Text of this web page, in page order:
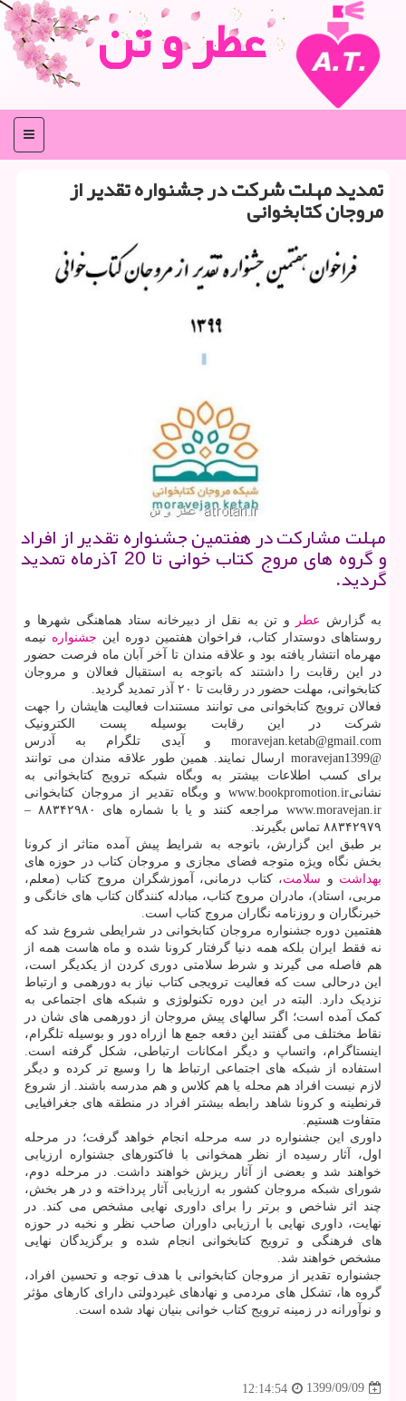
عطر و تن
منو
تمدید مهلت شركت در جشنواره تقدیر از
مروجان كتابخوانی
مهلت مشاركت در هفتمین جشنواره تقدیر از افراد
و گروه های مروج كتاب خوانی تا 20 آذرماه تمدید
گردید.
به گزارش عطر
و تن به نقل از دبیرخانه ستاد هماهنگی شهرها و
روستاهای دوستدار کتاب، فراخوان هفتمین دوره این جشنواره نیمه
مهرماه انتشار یافته بود و علاقه مندان تا آخر آبان ماه فرصت حضور
در این رقابت را داشتند که باتوجه به استقبال فعالان و مروجان
کتابخوانی، مهلت حضور در رقابت تا ۲۰ آذر تمدید گردید.
فعالان ترویج کتابخوانی می توانند مستندات فعالیت هایشان را جهت
شرکت در این رقابت بوسیله پست الکترونیک
moravejan.ketab@gmail.com و آیدی تلگرام به آدرس
@moravejan1399 ارسال نمایند. همین طور علاقه مندان می توانند
برای کسب اطلاعات بیشتر به وبگاه شبکه ترویج کتابخوانی به
نشانیwww.bookpromotion.ir و وبگاه تقدیر از مروجان کتابخوانی
www.moravejan.ir مراجعه کنند و یا با شماره های ۸۸۳۴۲۹۸۰ –
۸۸۳۴۲۹۷۹ تماس بگیرند.
بر طبق این گزارش، باتوجه به شرایط پیش آمده متاثر از کرونا
بخش نگاه ویژه متوجه فضای مجازی و مروجان کتاب در حوزه های
بهداشت و سلامت، کتاب درمانی، آموزشگران مروج کتاب (معلم،
مربی، استاد)، مادران مروج کتاب، مبادله کنندگان کتاب های خانگی و
خبرنگاران و روزنامه نگاران مروج کتاب است.
هفتمین دوره جشنواره مروجان کتابخوانی در شرایطی شروع شد که
نه فقط ایران بلکه همه دنیا گرفتار کرونا شده و ماه هاست همه از
هم فاصله می گیرند و شرط سلامتی دوری کردن از یکدیگر است،
این درحالی ست که فعالیت ترویجی کتاب نیاز به دورهمی و ارتباط
نزدیک دارد. البته در این دوره تکنولوژی و شبکه های اجتماعی به
کمک آمده است؛ اگر سالهای پیش مروجان از دورهمی های شان در
نقاط مختلف می گفتند این دفعه جمع ها ازراه دور و بوسیله تلگرام،
اینستاگرام، واتساپ و دیگر امکانات ارتباطی، شکل گرفته است.
استفاده از شبکه های اجتماعی ارتباط ها را وسیع تر کرده و دیگر
لازم نیست افراد هم محله یا هم کلاس و هم مدرسه باشند. از شروع
قرنطینه و کرونا شاهد رابطه بیشتر افراد در منطقه های جغرافیایی
متفاوت هستیم.
داوری این جشنواره در سه مرحله انجام خواهد گرفت؛ در مرحله
اول، آثار رسیده از نظر همخوانی با فاکتورهای جشنواره ارزیابی
خواهند شد و بعضی از آثار ریزش خواهند داشت. در مرحله دوم،
شورای شبکه مروجان کشور به ارزیابی آثار پرداخته و در هر بخش،
چند اثر شاخص و برتر را برای داوری نهایی مشخص می کند. در
نهایت، داوری نهایی با ارزیابی داوران صاحب نظر و نخبه در حوزه
های فرهنگی و ترویج کتابخوانی انجام شده و برگزیدگان نهایی
مشخص خواهند شد.
جشنواره تقدیر از مروجان کتابخوانی با هدف توجه و تحسین افراد،
گروه ها، تشکل های مردمی و نهادهای غیردولتی دارای کارهای مؤثر
و نوآورانه در زمینه ترویج کتاب خوانی بنیان نهاد شده است.
1399/09/09
12:14:54